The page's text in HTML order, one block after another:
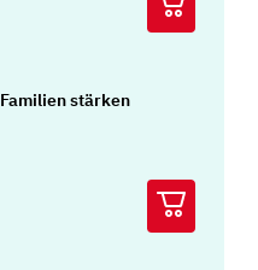
stärken